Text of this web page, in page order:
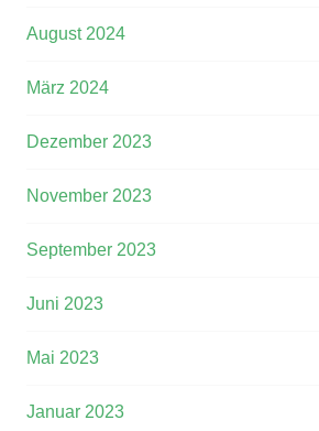
August 2024
März 2024
Dezember 2023
November 2023
September 2023
Juni 2023
Mai 2023
Januar 2023